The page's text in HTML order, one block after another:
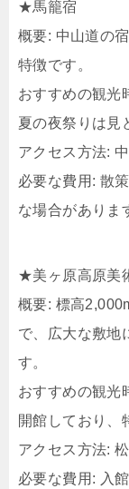
★馬籠宿
概要: 中山道の
特徴です。
おすすめの観光
夏の夜祭りは見
アクセス方法:
必要な費用: 散
な場合がありま
★美ヶ原高原美
概要: 標高
で、広大な敷地
す。
おすすめの観光
開館しており、
アクセス方法:
必要な費用: 入